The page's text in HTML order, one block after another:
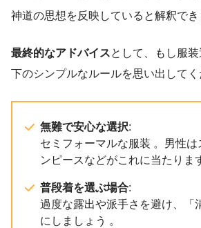
神道の思想を反映していると解釈でき
最終的なアドバイスとして、もし服
下のシンプルなルールを思い出してく
無難で安心な選択:
セミフォーマルな服装 。男性は
ンピースなどがこれに当たりま
普段着を選ぶ場合:
過度な露出や派手さを避け、「
にしましょう 。